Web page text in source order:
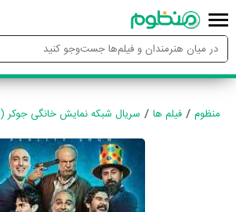
منظوم فیلم ها سریال شبکه نمایش خانگی جوکر (1400)